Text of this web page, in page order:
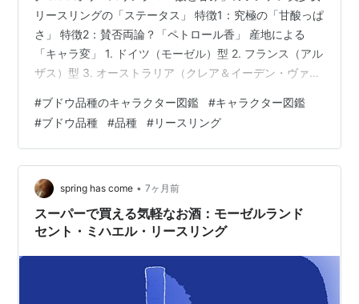
リースリングの「ステータス」 特徴1：究極の「甘酸っぱ
さ」 特徴2：賛否両論？「ペトロール香」 産地による
「キャラ変」 1. ドイツ（モーゼル）型 2. フランス（アル
ザス）型 3. オーストラリア（クレア＆イーデン・ヴァレ
甘口寄り フランス（アルザス）・オーストラリア型：辛
口 まとめ [No.006] リースリング：「酸と甘み」のツン
デレ美少女 代表的なブドウ品種の個性を数値化・言語化
し、その特徴を分かりやすく整理した「ブドウ品種のキ
ャラクター図鑑」第6回は、白ワイン界のアイド…
#ブドウ品種のキャラクター図鑑 #キャラクター図鑑
#ブドウ品種 #品種 #リースリング
spring has come • 7ヶ月前
スーパーで買える気軽なお酒：モーゼルランド
セント・ミハエル・リースリング